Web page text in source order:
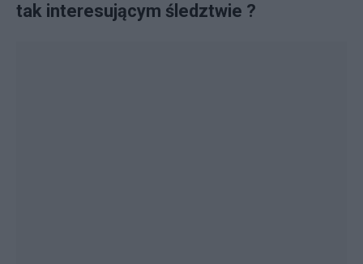
tak interesującym śledztwie ?